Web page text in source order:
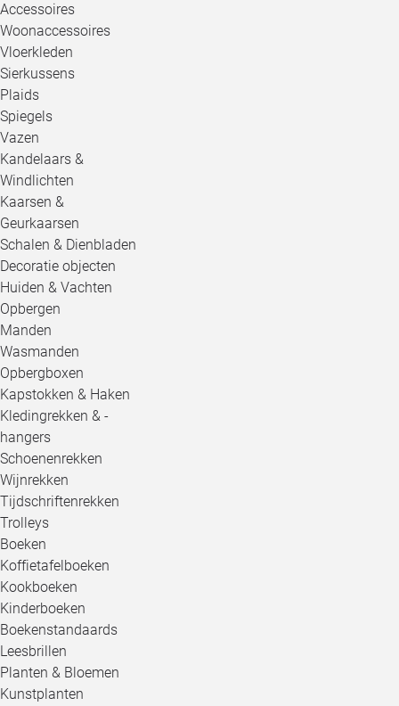
Accessoires
Woonaccessoires
Vloerkleden
Sierkussens
Plaids
Spiegels
Vazen
Kandelaars &
Windlichten
Kaarsen &
Geurkaarsen
Schalen & Dienbladen
Decoratie objecten
Huiden & Vachten
Opbergen
Manden
Wasmanden
Opbergboxen
Kapstokken & Haken
Kledingrekken & -
hangers
Schoenenrekken
Wijnrekken
Tijdschriftenrekken
Trolleys
Boeken
Koffietafelboeken
Kookboeken
Kinderboeken
Boekenstandaards
Leesbrillen
Planten & Bloemen
Kunstplanten